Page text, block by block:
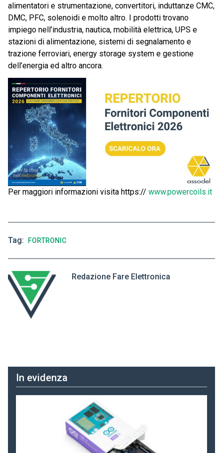
alimentatori e strumentazione, convertitori, induttanze CMC,
DMC, PFC, solenoidi e molto altro. I prodotti trovano
impiego nell’industria, nautica, mobilità elettrica, UPS e
stazioni di alimentazione, sistemi di segnalamento e
trazione ferroviari, energy storage system e gestione
dell’energia ed altro ancora.
Per maggiori informazioni visita https:// www.powercoils.it
Tag FORTRONIC
Redazione Fare Elettronica
In evidenza